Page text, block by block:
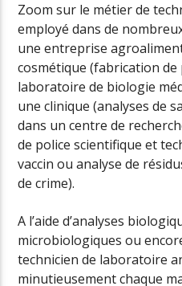
Zoom sur le métier de
employé dans de
une entreprise
cosmétique (fabrication de
laboratoire de biologie
une clinique (analyses de
dans un centre de
de police scientifique et
vaccin ou analyse de
de crime).
A l’aide d’analyses
microbiologiques ou
technicien de laboratoire
minutieusement chaque